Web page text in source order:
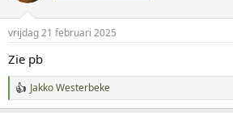
vrijdag 21 februari 2025
Zie pb
W
a
Jakko Westerbeke